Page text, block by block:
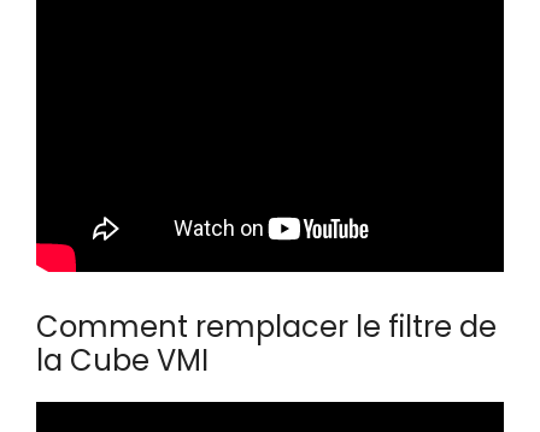
Comment remplacer le filtre de
la Cube VMI